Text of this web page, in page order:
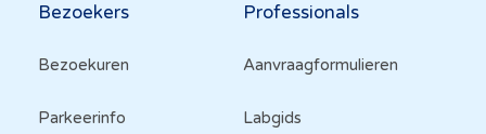
Bezoekers
Bezoekuren
Parkeerinfo
Professionals
Aanvraagformulieren
Labgids